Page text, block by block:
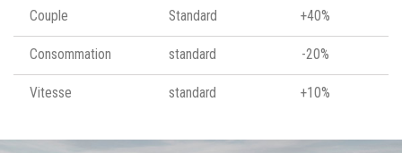
Couple Standard +40%
Consommation standard -20%
Vitesse standard +10%